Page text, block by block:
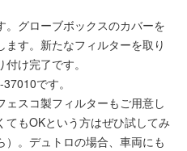
グローブボックスのカバーを
す。新たなフィルターを取り
け完了です。
です。
ェスコ製フィルターもご用意し
もOKという方はぜひ試してみ
）。デュトロの場合、車両にも